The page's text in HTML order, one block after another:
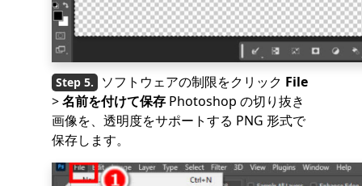
ソフトウェアの制限をクリック File
>名前を付けて保存 Photoshop の切り抜き
画像を、透明度をサポートする PNG 形式で
保存します。